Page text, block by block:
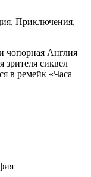
Приключения,
чопорная Англия
зрителя сиквел
в ремейк «Часа